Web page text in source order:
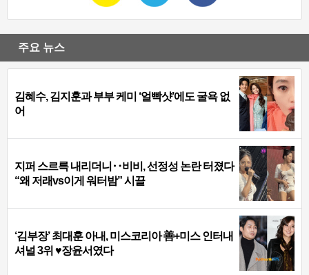
주요 뉴스
김혜수, 김지훈과 부부 케미 ‘얼빡샷’에도 굴욕 없
어
지퍼 스르륵 내리더니‥비비, 선정성 논란 터졌다
“왜 저래vs이게 워터밤” 시끌
‘김부장’ 최대훈 아내, 미스코리아 善+미스 인터내
셔널 3위 ♥장윤서였다